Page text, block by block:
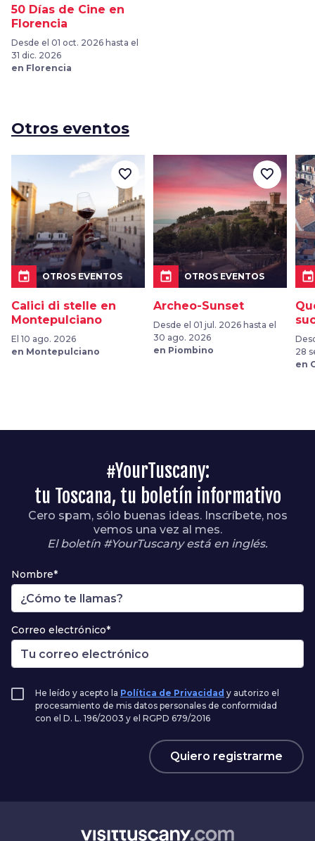
50 Días de Cine en
Florencia
Desde el 01 oct. 2026 hasta el
31 dic. 2026
en Florencia
Otros eventos
event OTROS EVENTOS
Calici di stelle en
Montepulciano
El 10 ago. 2026
en Montepulciano
favorite_border
event OTROS EVENTOS
Archeo-Sunset
Desde el 01 jul. 2026 hasta el
30 ago. 2026
en Piombino
favorite_border
event
28
en
#YourTuscany:
tu Toscana, tu boletín informativo
Cero spam, sólo buenas ideas. Inscríbete, nos
vemos una vez al mes.
El boletín #YourTuscany está en inglés.
Nombre*
Correo electrónico*
He leído y acepto la Política de Privacidad y autorizo el
procesamiento de mis datos personales de conformidad
con el D. L. 196/2003 y el RGPD 679/2016
Quiero registrarme